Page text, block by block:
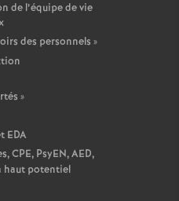
de l’équipe de vie
des personnels »
»
EDA
CPE, PsyEN, AED,
haut potentiel